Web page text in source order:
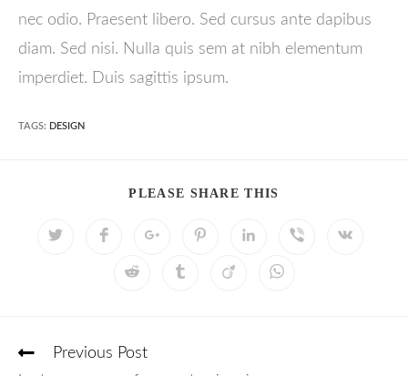
nec odio. Praesent libero. Sed cursus ante dapibus
diam. Sed nisi. Nulla quis sem at nibh elementum
imperdiet. Duis sagittis ipsum.
TAGS: DESIGN
PLEASE SHARE THIS
Previous Post